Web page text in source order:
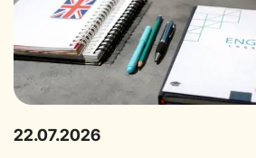
22.07.2026